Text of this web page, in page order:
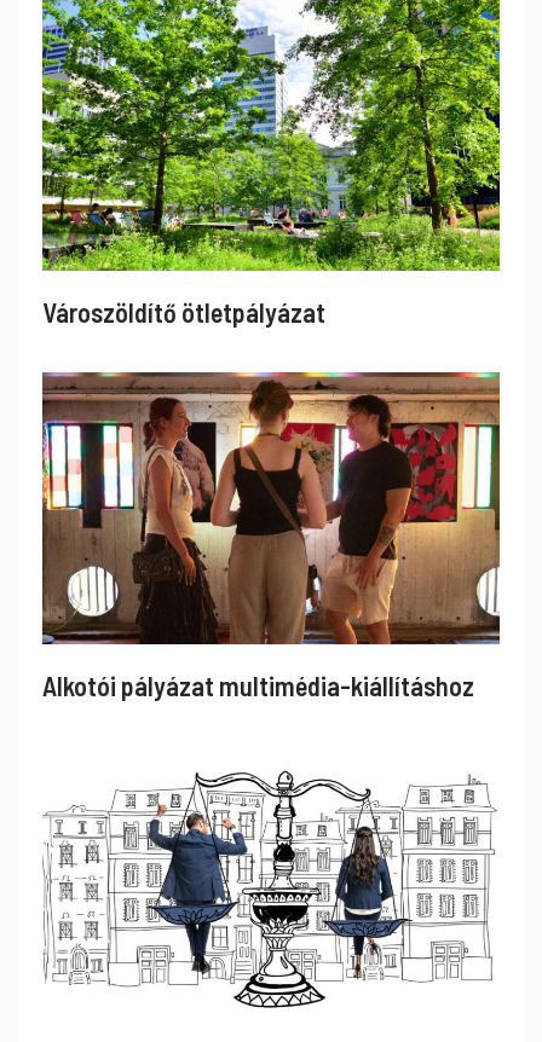
Városzöldítő ötletpályázat
Alkotói pályázat multimédia-kiállításhoz